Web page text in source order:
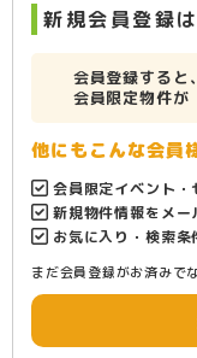
新規会員登録
会員登録すると、
会員限定物件が
他にもこんな会員
会員限定イベント・
新規物件情報をメー
お気に入り・検索
まだ会員登録がお済みで